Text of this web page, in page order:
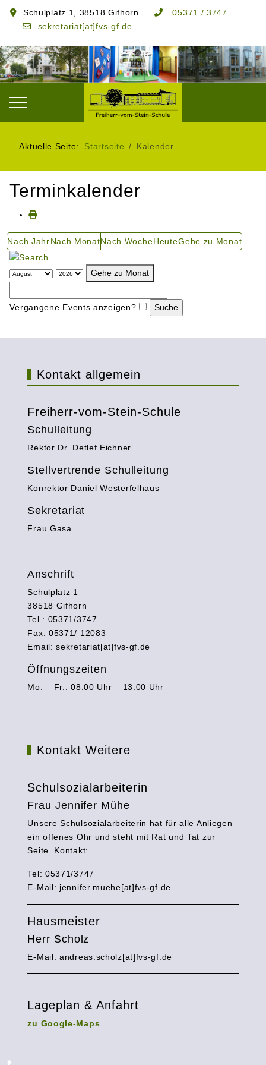
Schulplatz 1, 38518 Gifhorn
05371 / 3747
sekretariat[at]fvs-gf.de
Mobile Menu Toggle
Aktuelle Seite: Startseite Kalender
Terminkalender
Nach JahrNach MonatNach WocheHeuteGehe zu Monat
Gehe zu Monat
Vergangene Events anzeigen?
Kontakt allgemein
Freiherr-vom-Stein-Schule
Schulleitung
Rektor Dr. Detlef Eichner
Stellvertrende Schulleitung
Konrektor Daniel Westerfelhaus
Sekretariat
Frau Gasa
Anschrift
Schulplatz 1
38518 Gifhorn
Tel.: 05371/3747
Fax: 05371/ 12083
Email: sekretariat[at]fvs-gf.de
Öffnungszeiten
Mo. – Fr.: 08.00 Uhr – 13.00 Uhr
Kontakt Weitere
Schulsozialarbeiterin
Frau Jennifer Mühe
Unsere Schulsozialarbeiterin hat für alle Anliegen
ein offenes Ohr und steht mit Rat und Tat zur
Seite. Kontakt:
Tel: 05371/3747
E-Mail: jennifer.muehe[at]fvs-gf.de
Hausmeister
Herr Scholz
E-Mail: andreas.scholz[at]fvs-gf.de
Lageplan & Anfahrt
zu Google-Maps